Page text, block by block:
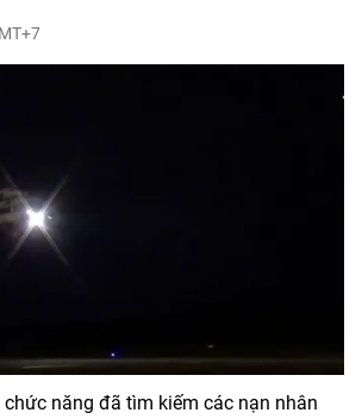
chức năng đã tìm kiếm các nạn nhân